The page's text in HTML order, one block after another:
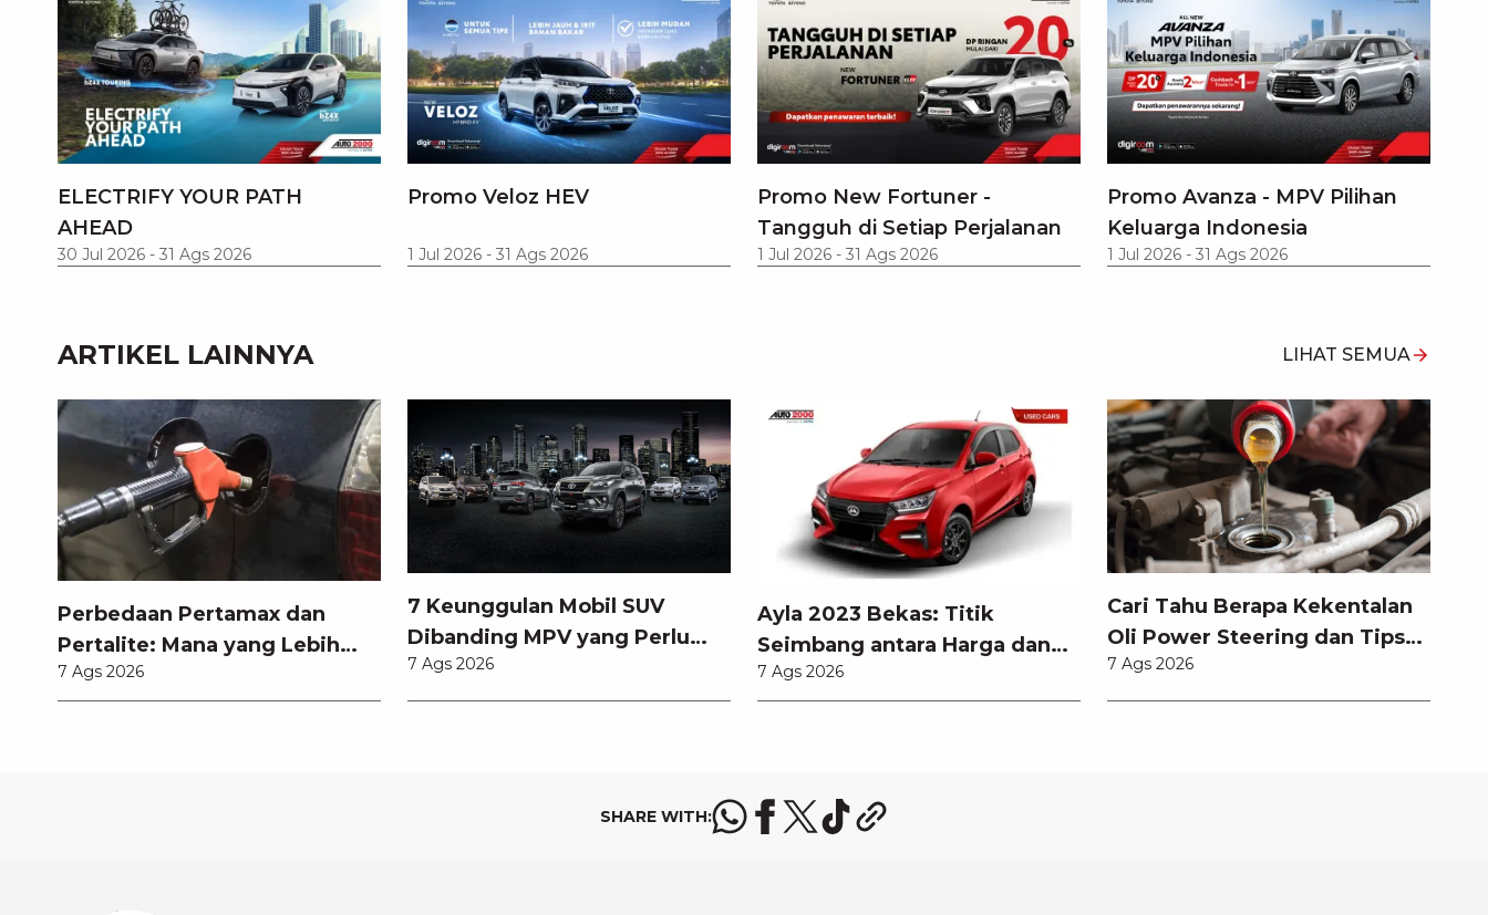
ELECTRIFY YOUR PATH
AHEAD
30 Jul 2026 - 31 Ags 2026
Promo Veloz HEV
1 Jul 2026 - 31 Ags 2026
Promo New Fortuner -
Tangguh di Setiap Perjalanan
1 Jul 2026 - 31 Ags 2026
Promo Avanza - MPV Pilihan
Keluarga Indonesia
1 Jul 2026 - 31 Ags 2026
ARTIKEL LAINNYA LIHAT SEMUA
Perbedaan Pertamax dan
Pertalite: Mana yang Lebih
Baik untuk Mobil Toyota
Anda?
7 Ags 2026
7 Keunggulan Mobil SUV
Dibanding MPV yang Perlu
Anda Ketahui
7 Ags 2026
Ayla 2023 Bekas: Titik
Seimbang antara Harga dan
Pembaruan Teknologi
7 Ags 2026
Cari Tahu Berapa Kekentalan
Oli Power Steering dan Tips
Memilihnya
7 Ags 2026
SHARE WITH: